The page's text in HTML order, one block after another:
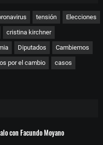
tensión Elecciones
cristina kirchner
Diputados Cambiemos
por el cambio casos
con Facundo Moyano